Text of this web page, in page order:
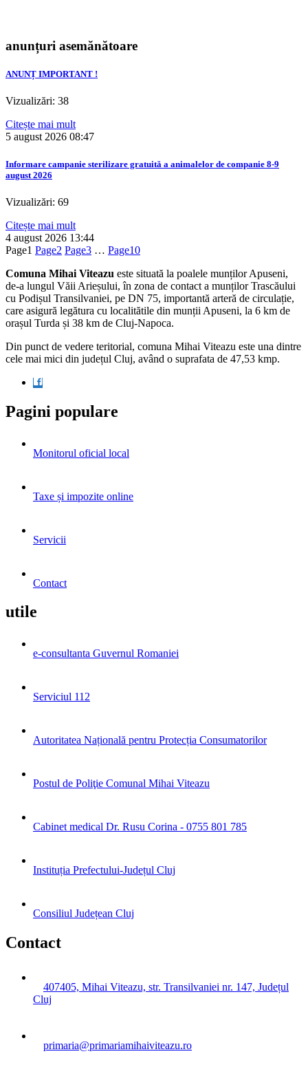
anunțuri asemănătoare
ANUNȚ IMPORTANT !
Vizualizări: 38
Citește mai mult
5 august 2026 08:47
Informare campanie sterilizare gratuită a animalelor de companie 8-9
august 2026
Vizualizări: 69
Citește mai mult
4 august 2026 13:44
Page1 Page2 Page3 … Page10
Comuna Mihai Viteazu este situată la poalele munților Apuseni,
de-a lungul Văii Arieșului, în zona de contact a munților Trascăului
cu Podișul Transilvaniei, pe DN 75, importantă arteră de circulație,
care asigură legătura cu localitătile din munții Apuseni, la 6 km de
orașul Turda și 38 km de Cluj-Napoca.
Din punct de vedere teritorial, comuna Mihai Viteazu este una dintre
cele mai mici din județul Cluj, având o suprafata de 47,53 kmp.
Pagini populare
Monitorul oficial local
Taxe și impozite online
Servicii
Contact
utile
e-consultanta Guvernul Romaniei
Serviciul 112
Autoritatea Națională pentru Protecția Consumatorilor
Postul de Poliţie Comunal Mihai Viteazu
Cabinet medical Dr. Rusu Corina - 0755 801 785
Instituția Prefectului-Județul Cluj
Consiliul Județean Cluj
Contact
407405, Mihai Viteazu, str. Transilvaniei nr. 147, Județul
Cluj
primaria@primariamihaiviteazu.ro